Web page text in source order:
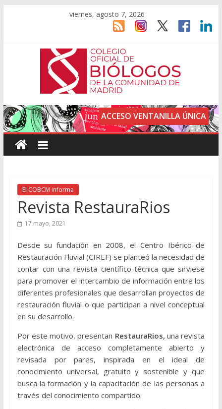
viernes, agosto 7, 2026
ACCESO VENTANILLA ÚNICA
El COBCM informa
Revista RestauraRios
17 mayo, 2021
Desde su fundación en 2008, el Centro Ibérico de
Restauración Fluvial (CIREF) se planteó la necesidad de
contar con una revista científico-técnica que sirviese
para promover el intercambio de información entre los
diferentes profesionales que desarrollan proyectos de
restauración fluvial o que participan a nivel conceptual
en su desarrollo.
Por este motivo, presentan RestauraRios, una revista
electrónica de acceso completamente abierto y
revisada por pares, inspirada en el ideal de
conocimiento universal, gratuito y sostenible y que
busca la formación y la capacitación de las personas a
través del conocimiento compartido.